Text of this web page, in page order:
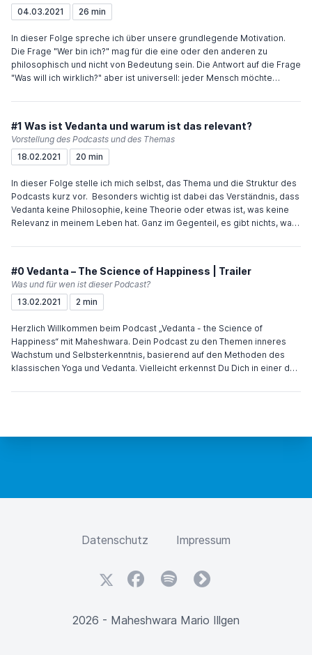
04.03.2021
26 min
In dieser Folge spreche ich über unsere grundlegende Motivation.
Die Frage "Wer bin ich?" mag für die eine oder den anderen zu
philosophisch und nicht von Bedeutung sein. Die Antwort auf die Frage
"Was will ich wirklich?" aber ist universell: jeder Mensch möchte
finden? Viel Freude und Inspiration wünscht Dir Maheshwara
#1 Was ist Vedanta und warum ist das relevant?
Vorstellung des Podcasts und des Themas
18.02.2021
20 min
In dieser Folge stelle ich mich selbst, das Thema und die Struktur des
Podcasts kurz vor. Besonders wichtig ist dabei das Verständnis, dass
Vedanta keine Philosophie, keine Theorie oder etwas ist, was keine
Relevanz in meinem Leben hat. Ganz im Gegenteil, es gibt nichts, was
wünscht Dir Maheshwara
#0 Vedanta – The Science of Happiness | Trailer
Was und für wen ist dieser Podcast?
13.02.2021
2 min
Herzlich Willkommen beim Podcast „Vedanta - the Science of
Happiness“ mit Maheshwara. Dein Podcast zu den Themen inneres
Wachstum und Selbsterkenntnis, basierend auf den Methoden des
klassischen Yoga und Vedanta. Vielleicht erkennst Du Dich in einer der
mich auf Dich in den weiteren Folgen. Viel Freude und Inspiration
Datenschutz Impressum
X FacebookSpotifyfyyd
2026 - Maheshwara Mario Illgen